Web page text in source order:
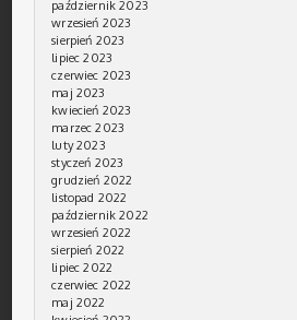
październik 2023
wrzesień 2023
sierpień 2023
lipiec 2023
czerwiec 2023
maj 2023
kwiecień 2023
marzec 2023
luty 2023
styczeń 2023
grudzień 2022
listopad 2022
październik 2022
wrzesień 2022
sierpień 2022
lipiec 2022
czerwiec 2022
maj 2022